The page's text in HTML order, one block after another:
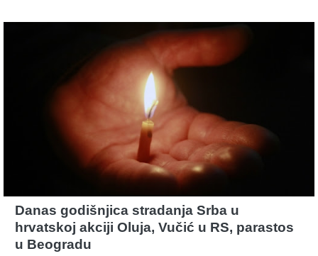
Danas godišnjica stradanja Srba u
hrvatskoj akciji Oluja, Vučić u RS, parastos
u Beogradu